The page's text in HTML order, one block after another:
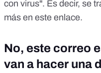
con virus". Es decir, se
más en este enlace.
No, este correo
van a hacer una